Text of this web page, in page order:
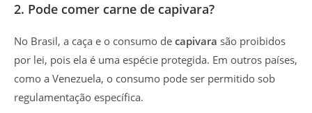
2. Pode comer carne de capivara?
No Brasil, a caça e o consumo de capivara são proibidos
por lei, pois ela é uma espécie protegida. Em outros países,
como a Venezuela, o consumo pode ser permitido sob
regulamentação específica.